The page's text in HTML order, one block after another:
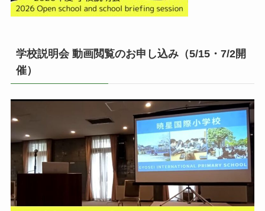
学校説明会 動画閲覧のお申し込み（5/15・7/2開
催）